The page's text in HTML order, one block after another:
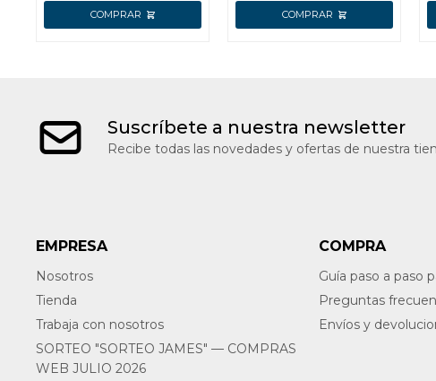
Suscríbete a nuestra newsletter
Recibe todas las novedades y ofertas de nuestra
EMPRESA
Nosotros
Tienda
Trabaja con nosotros
SORTEO "SORTEO JAMES" — COMPRAS
WEB JULIO 2026
COMPRA
Guía paso a paso
Preguntas
Envíos y